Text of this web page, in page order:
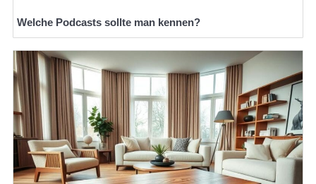
Welche Podcasts sollte man kennen?